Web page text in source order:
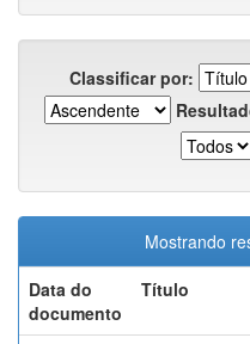
Classificar por:
Mostrando
Data do
documento
Título